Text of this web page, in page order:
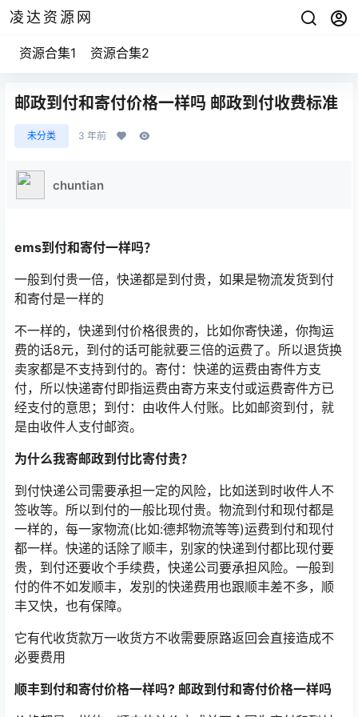
凌达资源网
资源合集1 资源合集2
邮政到付和寄付价格一样吗 邮政到付收费标准
未分类 3 年前
chuntian
ems到付和寄付一样吗？
一般到付贵一倍，快递都是到付贵，如果是物流发货到付
和寄付是一样的
不一样的，快递到付价格很贵的，比如你寄快递，你掏运
费的话8元，到付的话可能就要三倍的运费了。所以退货换
卖家都是不支持到付的。寄付：快递的运费由寄件方支
付，所以快递寄付即指运费由寄方来支付或运费寄件方已
经支付的意思；到付：由收件人付账。比如邮资到付，就
是由收件人支付邮资。
为什么我寄邮政到付比寄付贵？
到付快递公司需要承担一定的风险，比如送到时收件人不
签收等。所以到付的一般比现付贵。物流到付和现付都是
一样的，每一家物流(比如:德邦物流等等)运费到付和现付
都一样。快递的话除了顺丰，别家的快递到付都比现付要
贵，到付还要收个手续费，快递公司要承担风险。一般到
付的件不如发顺丰，发别的快递费用也跟顺丰差不多，顺
丰又快，也有保障。
它有代收货款万一收货方不收需要原路返回会直接造成不
必要费用
顺丰到付和寄付价格一样吗? 邮政到付和寄付价格一样吗